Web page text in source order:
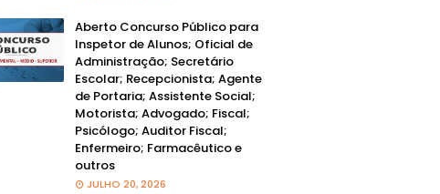
Aberto Concurso Público para
Inspetor de Alunos; Oficial de
Administração; Secretário
Escolar; Recepcionista; Agente
de Portaria; Assistente Social;
Motorista; Advogado; Fiscal;
Psicólogo; Auditor Fiscal;
Enfermeiro; Farmacêutico e
outros
JULHO 20, 2026